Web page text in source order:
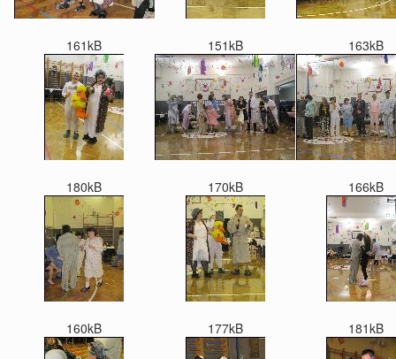
161kB 151kB 163kB
180kB 170kB 166kB
160kB 177kB 181kB